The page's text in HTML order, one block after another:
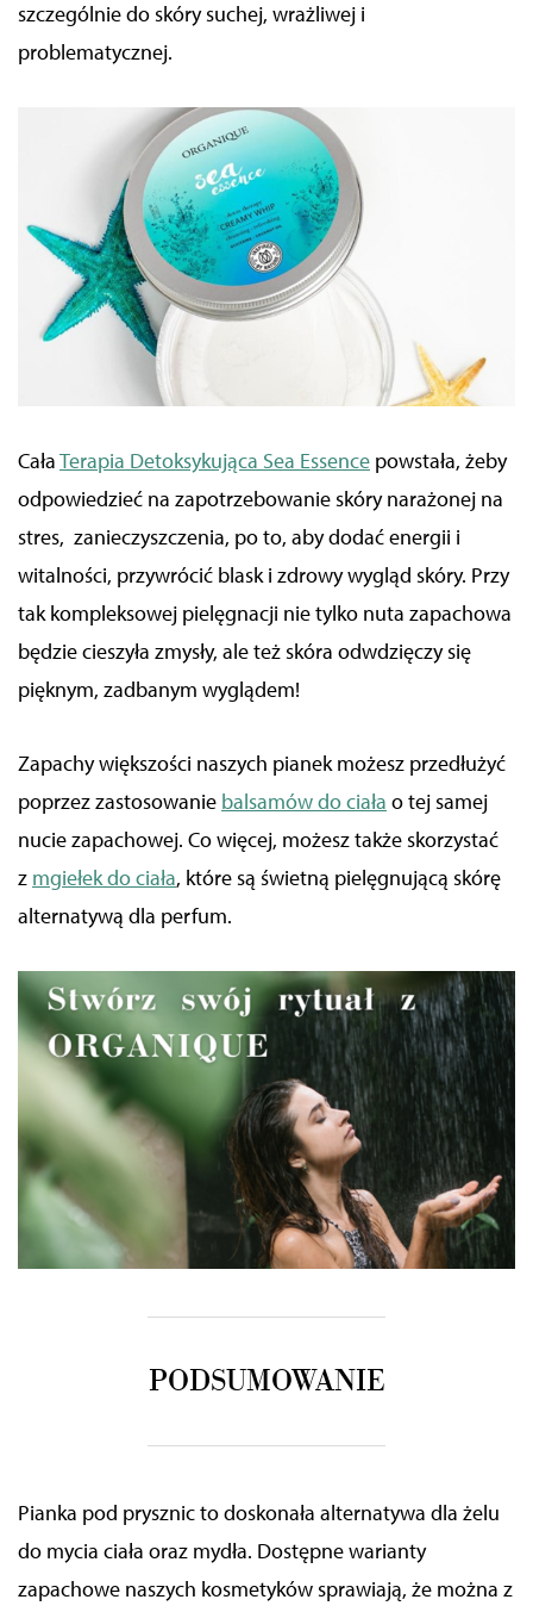
szczególnie do skóry suchej, wrażliwej i
problematycznej.
CałaTerapia Detoksykująca Sea Essence powstała, żeby
odpowiedzieć na zapotrzebowanie skóry narażonej na
stres, zanieczyszczenia, po to, aby dodać energii i
witalności, przywrócić blask i zdrowy wygląd skóry. Przy
tak kompleksowej pielęgnacji nie tylko nuta zapachowa
będzie cieszyła zmysły, ale też skóra odwdzięczy się
pięknym, zadbanym wyglądem!
Zapachy większości naszych pianek możesz przedłużyć
poprzez zastosowanie balsamów do ciała o tej samej
nucie zapachowej. Co więcej, możesz także skorzystać
z mgiełek do ciała, które są świetną pielęgnującą skórę
alternatywą dla perfum.
PODSUMOWANIE
Pianka pod prysznic to doskonała alternatywa dla żelu
do mycia ciała oraz mydła. Dostępne warianty
zapachowe naszych kosmetyków sprawiają, że można z